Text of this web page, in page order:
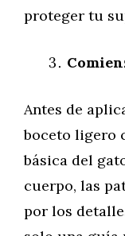
proteger tu
Antes de
boceto ligero
básica del
cuerpo, las
por los